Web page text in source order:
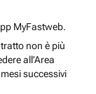
MyFastweb.
non è più
all’Area
successivi